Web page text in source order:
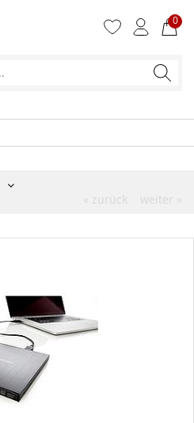
0
Ihre
« zurück
weiter »